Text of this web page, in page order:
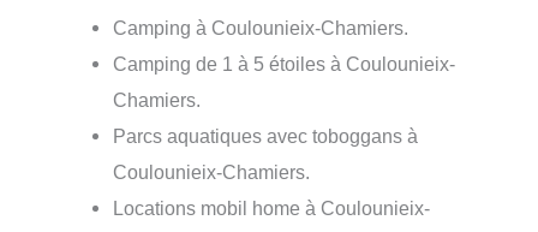
Camping à Coulounieix-Chamiers.
Camping de 1 à 5 étoiles à Coulounieix-
Chamiers.
Parcs aquatiques avec toboggans à
Coulounieix-Chamiers.
Locations mobil home à Coulounieix-